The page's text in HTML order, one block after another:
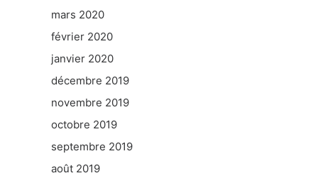
mars 2020
février 2020
janvier 2020
décembre 2019
novembre 2019
octobre 2019
septembre 2019
août 2019